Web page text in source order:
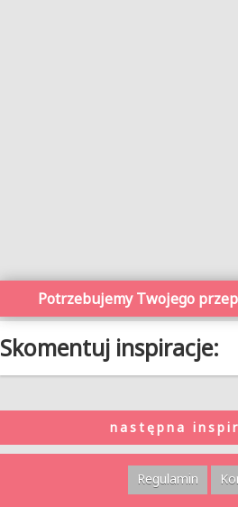
Potrzebujemy Twojego
Skomentuj inspiracje:
następna
Regulamin